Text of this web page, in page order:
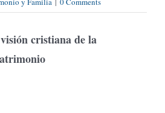
cristiana de la